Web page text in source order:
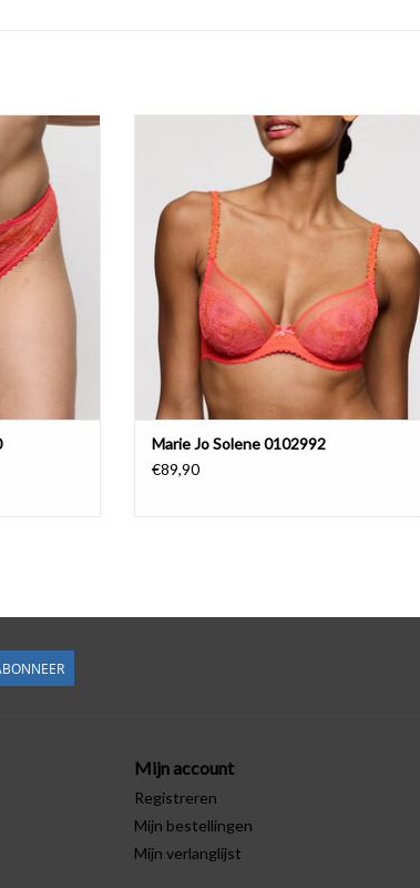
Plunge Bh
Marie Jo Solene
TOEVOEGEN AAN WINKELWAGEN
Marie Jo Solene 0102992
€89,90
Mijn account
Registreren
Mijn bestellingen
Mijn verlanglijst